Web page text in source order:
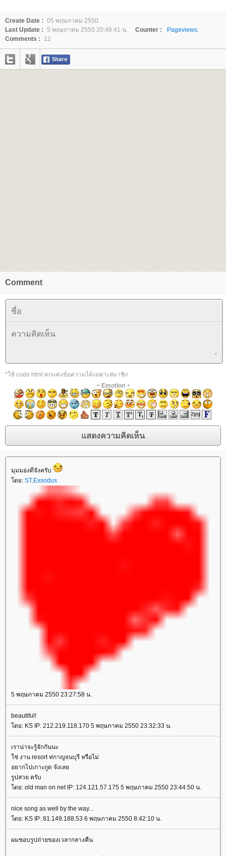
Create Date : 05 พฤษภาคม 2550
Last Update : 5 พฤษภาคม 2550 20:48:41 น. Counter :
Pageviews.
Comments :
12
Comment
*ใช้ code html ตกแต่งข้อความได้เฉพาะสมาชิก
+ Emotion+
มุมมองดีจังครับ
ดย: ST.Exsodus
5 พฤษภาคม 2550 23:27:58 น.
beautiful!
ดย: KS IP: 212.219.118.170 5 พฤษภาคม 2550 23:32:33 น.
เราน่าจะรู้จักกันนะ
ช่ งาน resort ท่กาญจนบุรี หรือไม่
อยากไปเกาะกูด จังเล
รูปสวย ครับ
ดย: old man on net IP: 124.121.57.175 5 พฤษภาคม 2550 23:44:50 น.
nice song as well by the way...
ดย: KS IP: 81.149.188.53 6 พฤษภาคม 2550 8:42:10 น.
ผมชอบรูปถ่ายของเวลากลางคืน